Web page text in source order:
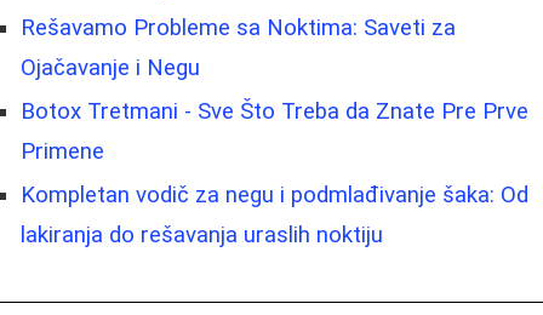
Rešavamo Probleme sa Noktima: Saveti za
Ojačavanje i Negu
Botox Tretmani - Sve Što Treba da Znate Pre Prve
Primene
Kompletan vodič za negu i podmlađivanje šaka: Od
lakiranja do rešavanja uraslih noktiju